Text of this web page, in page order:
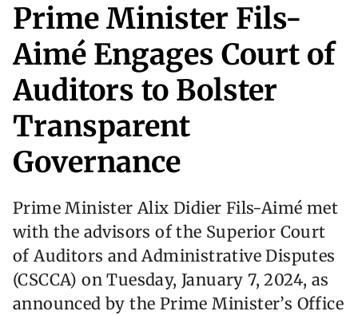
Prime Minister Fils-
Aimé Engages Court of
Auditors to Bolster
Transparent
Governance
Prime Minister Alix Didier Fils-Aimé met
with the advisors of the Superior Court
of Auditors and Administrative Disputes
(CSCCA) on Tuesday, January 7, 2024, as
announced by the Prime Minister’s Office